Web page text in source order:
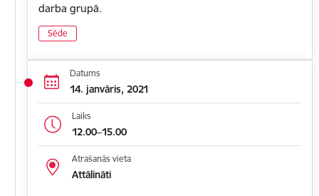
darba grupā.
Sēde
Datums
14. janvāris, 2021
Laiks
12.00–15.00
Atrašanās vieta
Attālināti